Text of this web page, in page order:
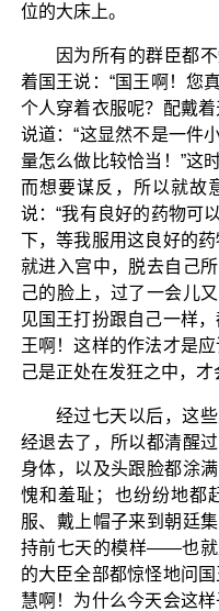
位的大床上。
因为所有的群臣都
着国王说：“国王啊！您
个人穿着衣服呢？配戴
说道：“这显然不是一件
量怎么做比较恰当！”这
而想要谋反，所以就故
说：“我有良好的药物可
下，等我服用这良好的
就进入宫中，脱去自己
己的脸上，过了一会儿
见国王打扮跟自己一样
王啊！这样的作法才是
己是正处在发狂之中，才
经过七天以后，这
经退去了，所以都清醒
身体，以及头跟脸都涂
愧和羞耻；也纷纷地都
服、戴上帽子来到朝廷
持前七天的模样——也就
的大臣全部都惊怪地问
慧啊！为什么今天会这样